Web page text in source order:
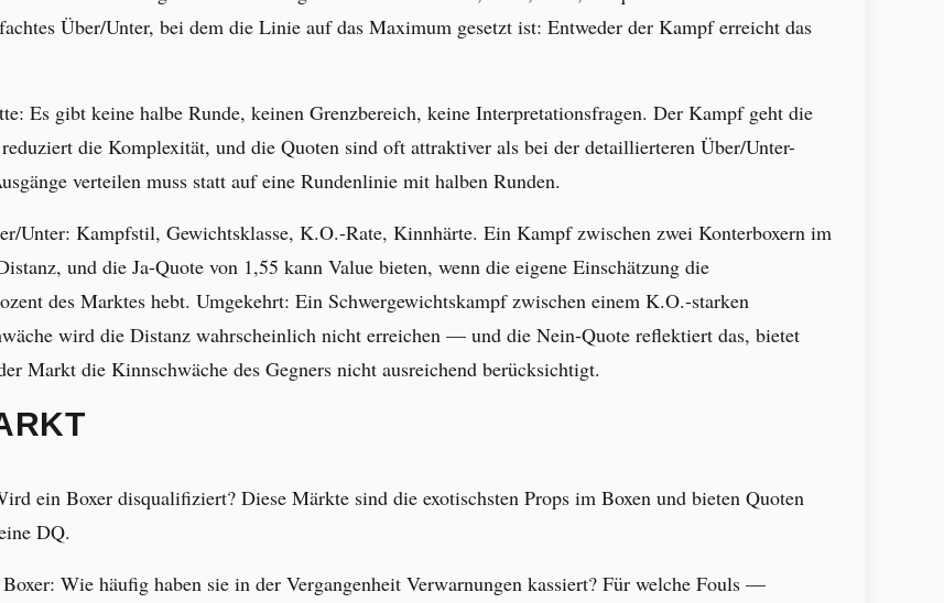
Über/Unter, bei dem die Linie auf das Maximum gesetzt ist: Entweder der Kampf erreicht das
Es gibt keine halbe Runde, keinen Grenzbereich, keine Interpretationsfragen. Der Kampf geht die
die Komplexität, und die Quoten sind oft attraktiver als bei der detaillierteren Über/Unter-
verteilen muss statt auf eine Rundenlinie mit halben Runden.
Unter: Kampfstil, Gewichtsklasse, K.O.-Rate, Kinnhärte. Ein Kampf zwischen zwei Konterboxern im
und die Ja-Quote von 1,55 kann Value bieten, wenn die eigene Einschätzung die
des Marktes hebt. Umgekehrt: Ein Schwergewichtskampf zwischen einem K.O.-starken
wird die Distanz wahrscheinlich nicht erreichen — und die Nein-Quote reflektiert das, bietet
Markt die Kinnschwäche des Gegners nicht ausreichend berücksichtigt.
ein Boxer disqualifiziert? Diese Märkte sind die exotischsten Props im Boxen und bieten Quoten
DQ.
Wie häufig haben sie in der Vergangenheit Verwarnungen kassiert? Für welche Fouls —